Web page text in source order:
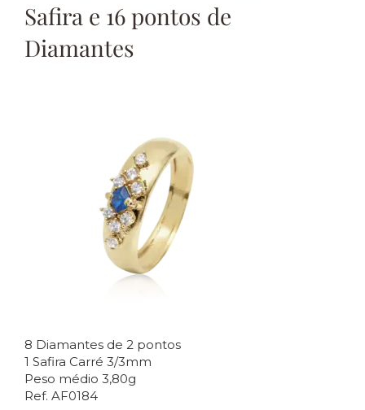
Safira e 16 pontos de
Diamantes
8 Diamantes de 2 pontos
1 Safira Carré 3/3mm
Peso médio 3,80g
Ref. AF0184